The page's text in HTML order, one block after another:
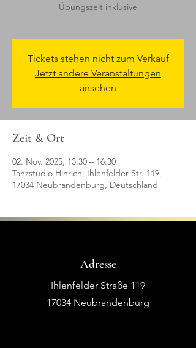
Übungszeit inklusive
Tickets stehen nicht zum Verkauf
Jetzt andere Veranstaltungen
ansehen
Zeit & Ort
02. Nov. 2025, 13:30 – 16:30
Tanzstudio Hinrich, Ihlenfelder Str. 119,
17034 Neubrandenburg, Deutschland
Adresse
Ihlenfelder Straße 119
17034 Neubrandenburg